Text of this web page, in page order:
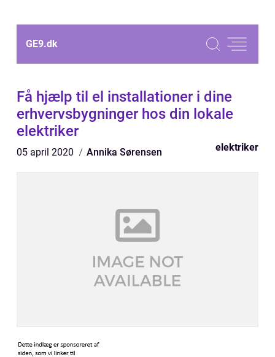
GE9.dk
Få hjælp til el installationer i dine
erhvervsbygninger hos din lokale
elektriker
05 april 2020 Annika Sørensen elektriker